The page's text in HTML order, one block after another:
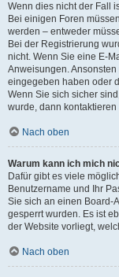
Wenn dies nicht der Fall
Bei einigen Foren
werden – entweder
Bei der Registrierung
nicht. Wenn Sie eine E-
Anweisungen.
eingegeben haben oder
Wenn Sie sich sicher
wurde, dann
Nach oben
Warum kann ich mich
Dafür gibt es viele
Benutzername und Ihr
Sie sich an einen Board-
gesperrt wurden. Es ist
der Website vorliegt,
Nach oben